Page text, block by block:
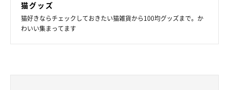
猫グッズ
猫好きならチェックしておきたい猫雑貨から100均グッズまで。か
わいい集まってます